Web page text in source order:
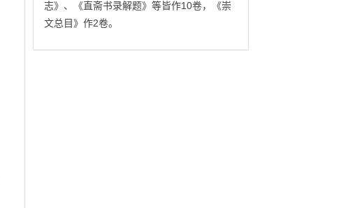
志》、《直斋书录解题》等皆作10卷，《崇
文总目》作2卷。